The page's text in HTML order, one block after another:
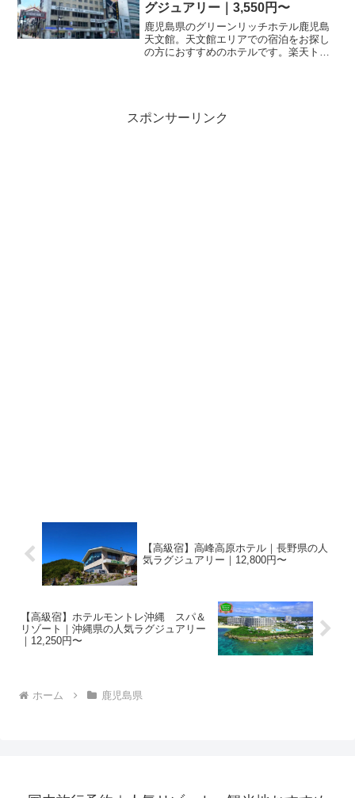
グジュアリー｜3,550円〜
鹿児島県のグリーンリッチホテル鹿児島
天文館。天文館エリアでの宿泊をお探し
の方におすすめのホテルです。楽天トラ
スポンサーリンク
【高級宿】高峰高原ホテル｜長野県の人
気ラグジュアリー｜12,800円〜
【高級宿】ホテルモントレ沖縄 スパ＆
リゾート｜沖縄県の人気ラグジュアリー
｜12,250円〜
ホーム 鹿児島県